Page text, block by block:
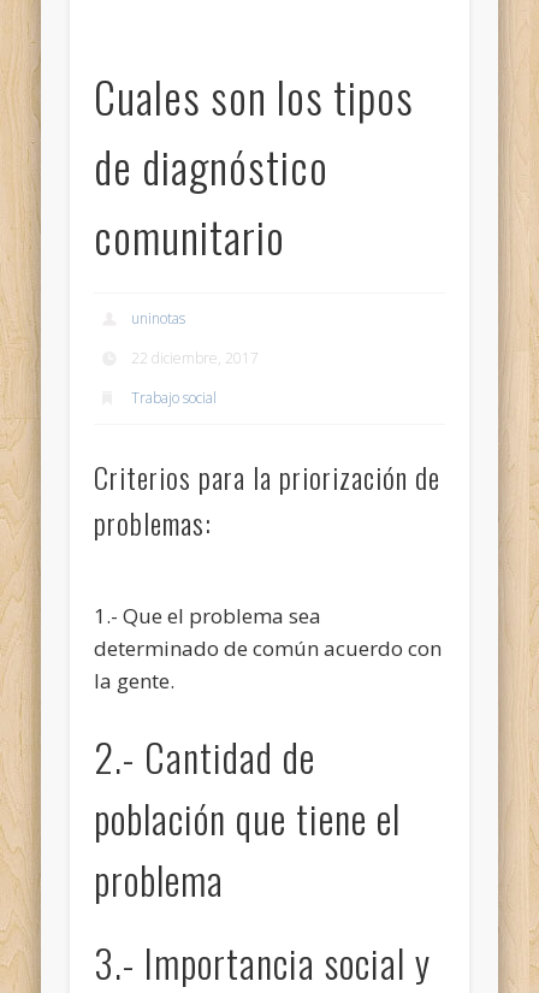
Cuales son los tipos
de diagnóstico
comunitario
uninotas
22 diciembre, 2017
Trabajo social
Criterios para la priorización de
problemas:
1.- Que el problema sea
determinado de común acuerdo con
la gente.
2.- Cantidad de
población que tiene el
problema
3.- Importancia social y